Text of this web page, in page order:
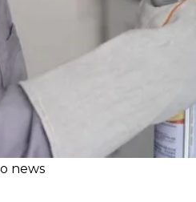
news